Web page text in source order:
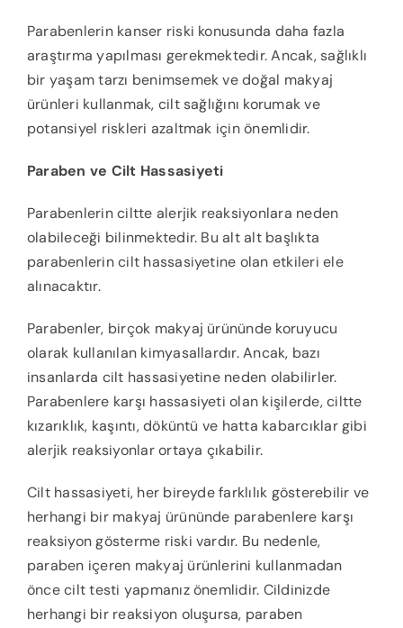
Parabenlerin kanser riski konusunda daha fazla
araştırma yapılması gerekmektedir. Ancak, sağlıklı
bir yaşam tarzı benimsemek ve doğal makyaj
ürünleri kullanmak, cilt sağlığını korumak ve
potansiyel riskleri azaltmak için önemlidir.
Paraben ve Cilt Hassasiyeti
Parabenlerin ciltte alerjik reaksiyonlara neden
olabileceği bilinmektedir. Bu alt alt başlıkta
parabenlerin cilt hassasiyetine olan etkileri ele
alınacaktır.
Parabenler, birçok makyaj ürününde koruyucu
olarak kullanılan kimyasallardır. Ancak, bazı
insanlarda cilt hassasiyetine neden olabilirler.
Parabenlere karşı hassasiyeti olan kişilerde, ciltte
kızarıklık, kaşıntı, döküntü ve hatta kabarcıklar gibi
alerjik reaksiyonlar ortaya çıkabilir.
Cilt hassasiyeti, her bireyde farklılık gösterebilir ve
herhangi bir makyaj ürününde parabenlere karşı
reaksiyon gösterme riski vardır. Bu nedenle,
paraben içeren makyaj ürünlerini kullanmadan
önce cilt testi yapmanız önemlidir. Cildinizde
herhangi bir reaksiyon oluşursa, paraben